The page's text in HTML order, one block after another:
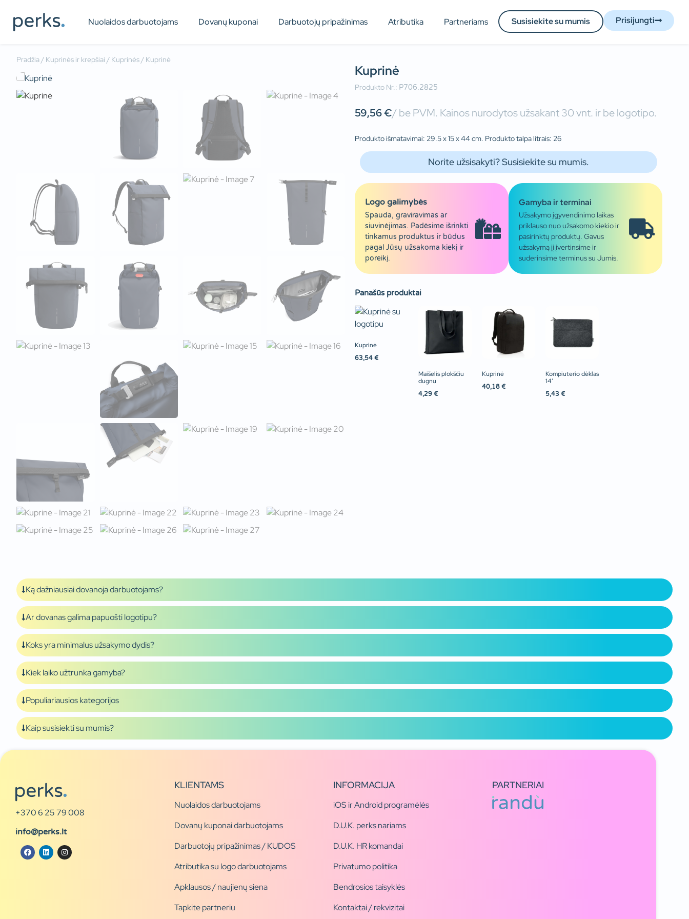
Nuolaidos darbuotojams Dovanų kuponai Darbuotojų pripažinimas Atributika Partneriams Susisiekite su mumis Prisijungti
Pradžia/ Kuprinės ir krepšiai / Kuprinės/ Kuprinė
Kuprinė
Produkto Nr.: P706.2825
59,56€/ be PVM. Kainos nurodytos užsakant 30 vnt. ir be logotipo.
Produkto išmatavimai: 29.5 x 15 x 44 cm. Produkto talpa litrais: 26
Norite užsisakyti? Susisiekite su mumis.
Logo galimybės
Spauda, graviravimas ar
siuvinėjimas. Padėsime išrinkti
tinkamus produktus ir būdus
pagal Jūsų užsakoma kiekį ir
poreikį.
Gamyba ir terminai
Užsakymo įgyvendinimo laikas
priklauso nuo užsakomo kiekio ir
pasirinktų produktų. Gavus
užsakymą jį įvertinsime ir
suderinsime terminus su Jumis.
Panašūs produktai
Kuprinė
63,54 €
Maišelis plokščiu
dugnu
4,29 €
Kuprinė
40,18 €
Kompiuterio dėklas
14′
5,43 €
Ką dažniausiai dovanoja darbuotojams?
Ar dovanas galima papuošti logotipu?
Koks yra minimalus užsakymo dydis?
Kiek laiko užtrunka gamyba?
Populiariausios kategorijos
Kaip susisiekti su mumis?
+370 6 25 79 008
info@perks.lt
KLIENTAMS
Nuolaidos darbuotojams
Dovanų kuponai darbuotojams
Darbuotojų pripažinimas / KUDOS
Atributika su logo darbuotojams
Apklausos / naujienų siena
Tapkite partneriu
INFORMACIJA
iOS ir Android programėlės
D.U.K. perks nariams
D.U.K. HR komandai
Privatumo politika
Bendrosios taisyklės
Kontaktai / rekvizitai
PARTNERIAI